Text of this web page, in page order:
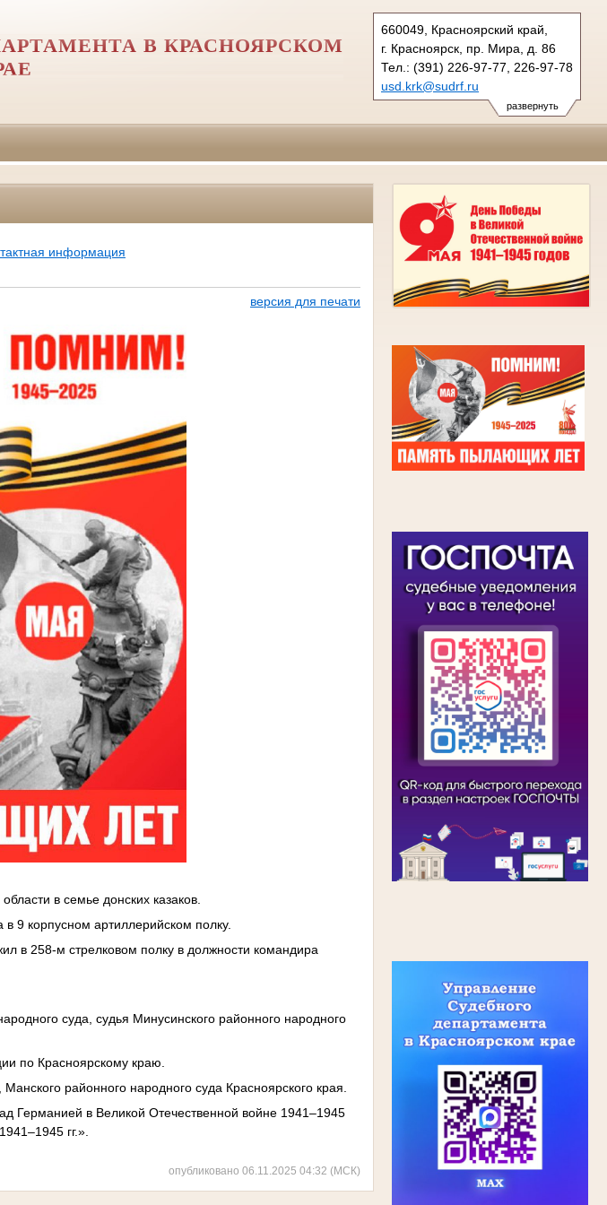
развернуть
660049, Красноярский край,
г. Красноярск, пр. Мира, д. 86
Тел.: (391) 226-97-77, 226-97-78
usd.krk@sudrf.ru
В КРАСНОЯРСКОМ
информация
версия для печати
в семье донских казаков.
9 корпусном артиллерийском полку.
в 258-м стрелковом полку в должности командира
суда, судья Минусинского районного народного
по Красноярскому краю.
районного народного суда Красноярского края.
Германией в Великой Отечественной войне 1941–1945
гг.».
опубликовано 06.11.2025 04:32 (МСК)